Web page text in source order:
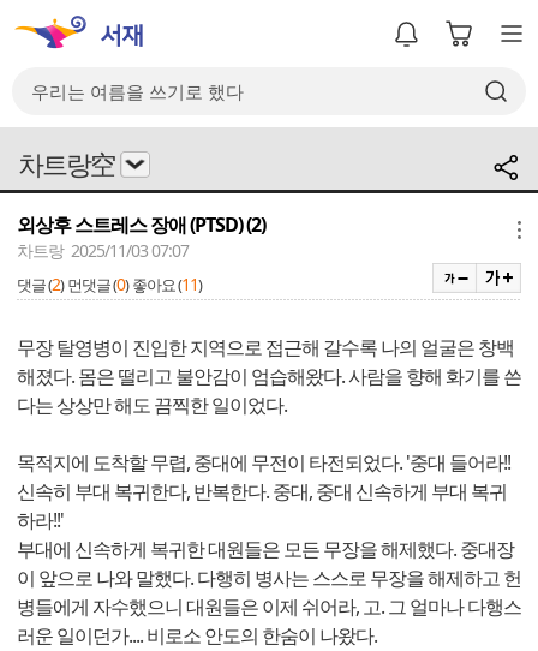
차트랑空
외상후 스트레스 장애 (PTSD) (2)
차트랑 2025/11/03 07:07
댓글 (2) 먼댓글 (0) 좋아요 (11)
무장 탈영병이 진입한 지역으로 접근해 갈수록 나의 얼굴은 창백
해졌다. 몸은 떨리고 불안감이 엄습해왔다. 사람을 향해 화기를 쓴
다는 상상만 해도 끔찍한 일이었다.
목적지에 도착할 무렵, 중대에 무전이 타전되었다. '중대 들어라!!
신속히 부대 복귀한다, 반복한다. 중대, 중대 신속하게 부대 복귀
하라!!'
부대에 신속하게 복귀한 대원들은 모든 무장을 해제했다. 중대장
이 앞으로 나와 말했다. 다행히 병사는 스스로 무장을 해제하고 헌
병들에게 자수했으니 대원들은 이제 쉬어라, 고. 그 얼마나 다행스
러운 일이던가.... 비로소 안도의 한숨이 나왔다.